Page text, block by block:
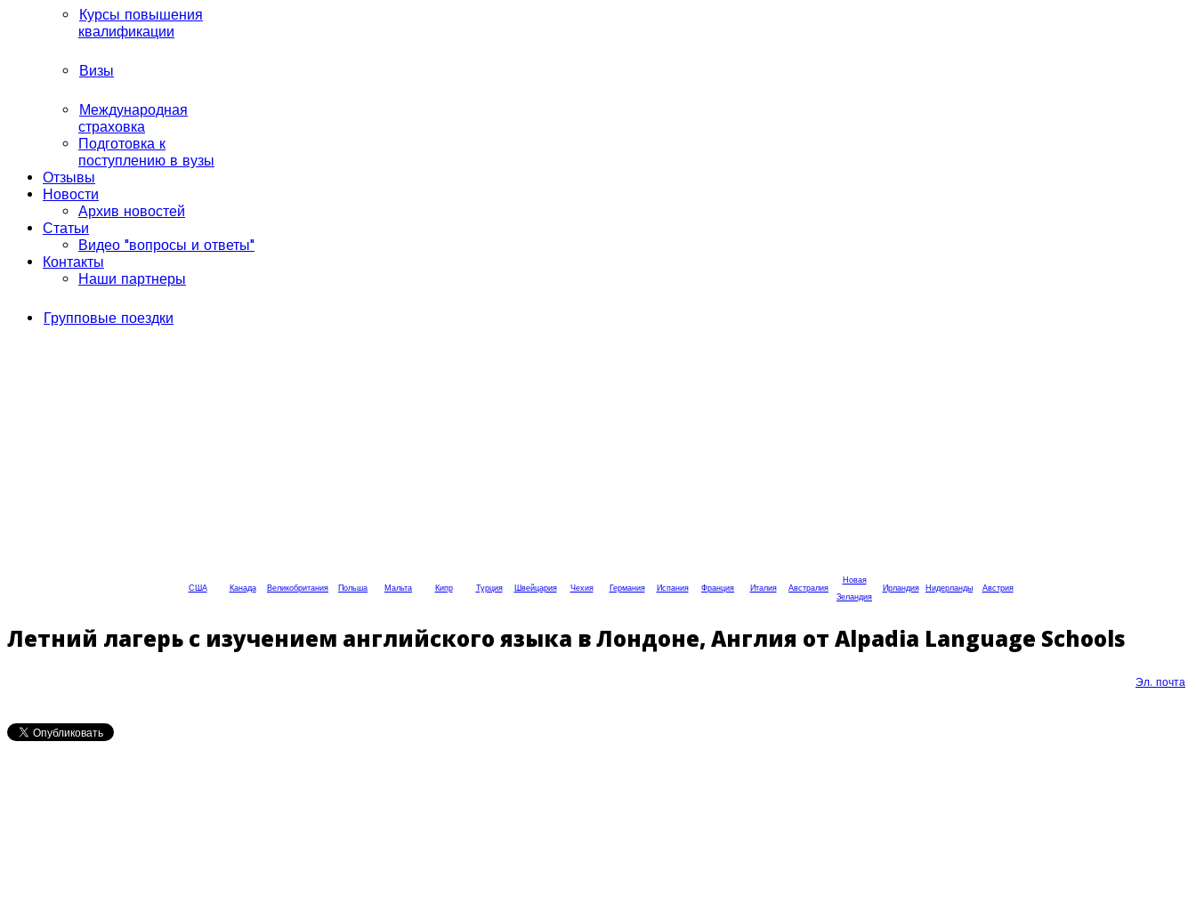
Курсы повышения
квалификации
Визы
Международная
страховка
Подготовка к
поступлению в вузы
Отзывы
Новости
Архив новостей
Статьи
Видео "вопросы и ответы"
Контакты
Наши партнеры
Групповые поездки
США Канада Великобритания Польша Мальта Кипр Турция Швейцария Чехия Германия Испания Франция Италия Австралия
Новая
Зеландия
Ирландия Нидерланды Австрия
Летний лагерь с изучением английского языка в Лондоне, Англия от Alpadia Language Schools
Эл. почта